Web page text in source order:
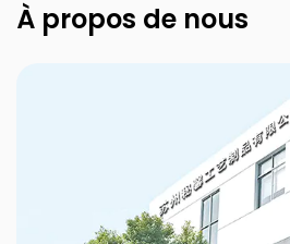
À propos de nous